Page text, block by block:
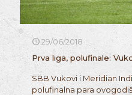
29/06/2018
Prva liga, polufinale:
SBB Vukovi i Meridian
polufinalna para